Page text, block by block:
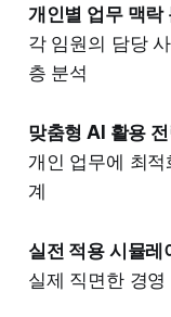
개인별 업무 맥락
각 임원의 담당
층 분석
맞춤형 AI 활용
개인 업무에 최
계
실전 적용 시뮬레
실제 직면한 경